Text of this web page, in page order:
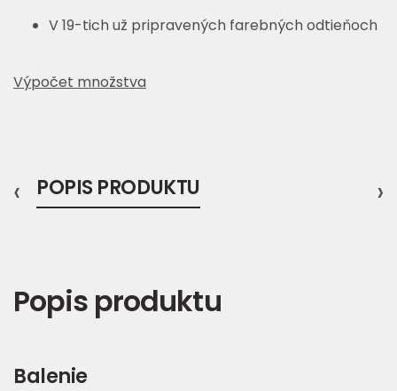
V 19-tich už pripravených farebných odtieňoch
Výpočet množstva
POPIS PRODUKTU
‹ ›
Popis produktu
Balenie